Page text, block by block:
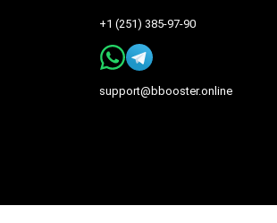
+1 (251) 385-97-90
support@bbooster.online